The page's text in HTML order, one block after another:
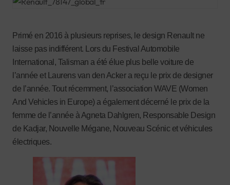
Primé en 2016 à plusieurs reprises, le design Renault ne
laisse pas indifférent. Lors du Festival Automobile
International, Talisman a été élue plus belle voiture de
l’année et Laurens van den Acker a reçu le prix de designer
de l’année. Tout récemment, l’association WAVE (Women
And Vehicles in Europe) a également décerné le prix de la
femme de l’année à Agneta Dahlgren, Responsable Design
de Kadjar, Nouvelle Mégane, Nouveau Scénic et véhicules
électriques.